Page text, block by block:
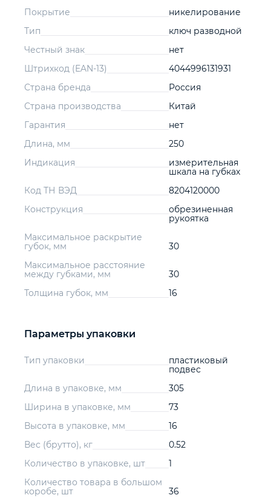
Покрытие
никелирование
Тип
ключ разводной
Честный знак
нет
Штрихкод (EAN-13)
4044996131931
Страна бренда
Россия
Страна производства
Китай
Гарантия
нет
Длина, мм
250
Индикация
измерительная
шкала на губках
Код ТН ВЭД
8204120000
Конструкция
обрезиненная
рукоятка
Максимальное раскрытие
губок, мм
30
Максимальное расстояние
между губками, мм
30
Толщина губок, мм
16
Параметры упаковки
Тип упаковки
пластиковый
подвес
Длина в упаковке, мм
305
Ширина в упаковке, мм
73
Высота в упаковке, мм
16
Вес (брутто), кг
0.52
Количество в упаковке, шт
1
Количество товара в большом
коробе, шт
36